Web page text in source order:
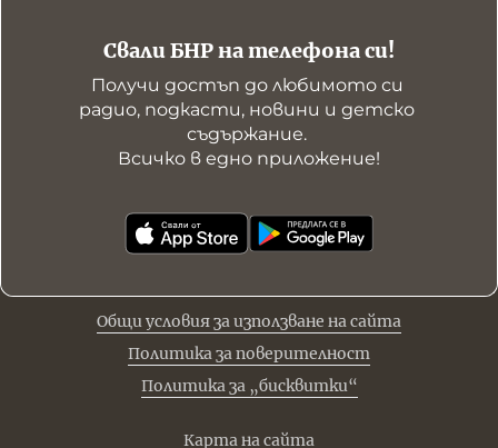
Свали БНР на телефона си!
Получи достъп до любимото си
радио, подкасти, новини и детско
съдържание.
Всичко в едно приложение!
Общи условия за използване на сайта
Политика за поверителност
Политика за „бисквитки“
Карта на сайта